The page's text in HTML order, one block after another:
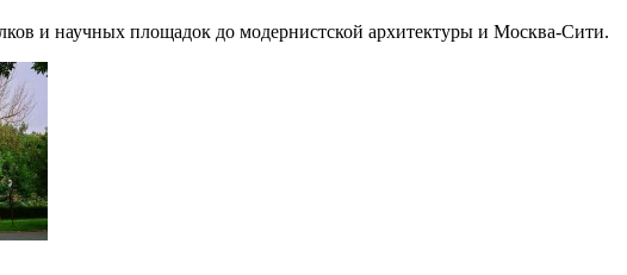
и научных площадок до модернистской архитектуры и Москва-Сити.